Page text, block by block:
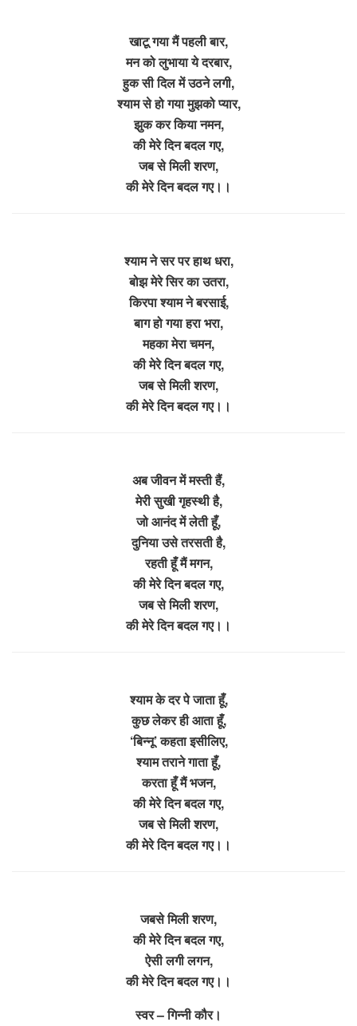
खाटू गया मैं पहली बार,
मन को लुभाया ये दरबार,
हुक सी दिल में उठने लगी,
श्याम से हो गया मुझको प्यार,
झुक कर किया नमन,
की मेरे दिन बदल गए,
जब से मिली शरण,
की मेरे दिन बदल गए।।
श्याम ने सर पर हाथ धरा,
बोझ मेरे सिर का उतरा,
किरपा श्याम ने बरसाई,
बाग हो गया हरा भरा,
महका मेरा चमन,
की मेरे दिन बदल गए,
जब से मिली शरण,
की मेरे दिन बदल गए।।
अब जीवन में मस्ती हैं,
मेरी सुखी गृहस्थी है,
जो आनंद में लेती हूँ,
दुनिया उसे तरसती है,
रहती हूँ मैं मगन,
की मेरे दिन बदल गए,
जब से मिली शरण,
की मेरे दिन बदल गए।।
श्याम के दर पे जाता हूँ,
कुछ लेकर ही आता हूँ,
‘बिन्नू’ कहता इसीलिए,
श्याम तराने गाता हूँ,
करता हूँ मैं भजन,
की मेरे दिन बदल गए,
जब से मिली शरण,
की मेरे दिन बदल गए।।
जबसे मिली शरण,
की मेरे दिन बदल गए,
ऐसी लगी लगन,
की मेरे दिन बदल गए।।
स्वर – गिन्नी कौर।